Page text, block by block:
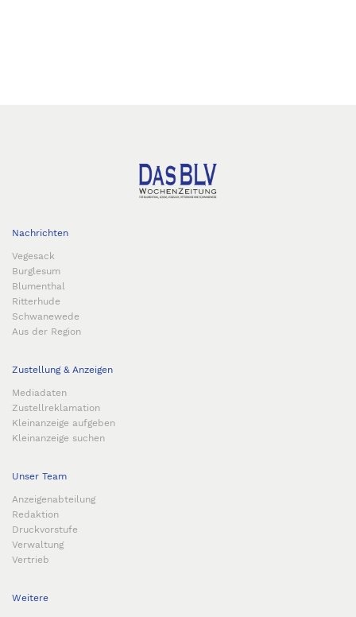
Nachrichten
Vegesack
Burglesum
Blumenthal
Ritterhude
Schwanewede
Aus der Region
Zustellung & Anzeigen
Mediadaten
Zustellreklamation
Kleinanzeige aufgeben
Kleinanzeige suchen
Unser Team
Anzeigenabteilung
Redaktion
Druckvorstufe
Verwaltung
Vertrieb
Weitere